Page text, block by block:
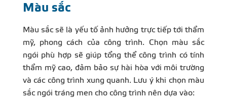
Màu sắc
Màu sắc sẽ là yếu tố ảnh hưởng trực tiếp tới thẩm
mỹ, phong cách của công trình. Chọn màu sắc
ngói phù hợp sẽ giúp tổng thể công trình có tính
thẩm mỹ cao, đảm bảo sự hài hòa với môi trường
và các công trình xung quanh. Lưu ý khi chọn màu
sắc ngói tráng men cho công trình nên dựa vào: